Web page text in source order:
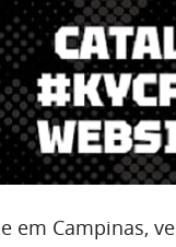
em Campinas,